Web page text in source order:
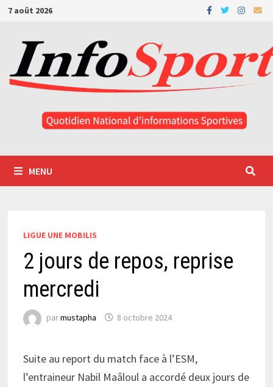
Passer
contenu
7 août 2026
MENU
LIGUE UNE MOBILIS
2 jours de repos, reprise
mercredi
parmustapha 8 octobre 2024
Suite au report du match face à l’ESM,
l’entraineur Nabil Maâloul a accordé deux jours de